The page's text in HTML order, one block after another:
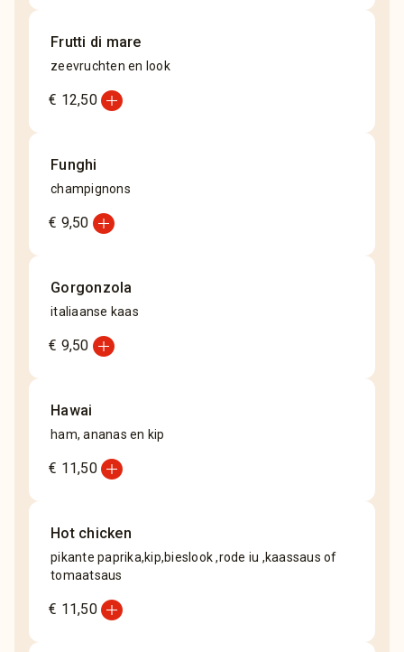
Frutti di mare
zeevruchten en look
€ 12,50add_circle
Funghi
champignons
€ 9,50 add_circle
Gorgonzola
italiaanse kaas
€ 9,50 add_circle
Hawai
ham, ananas en kip
€ 11,50add_circle
Hot chicken
pikante paprika,kip,bieslook ,rode iu ,kaassaus of
tomaatsaus
€ 11,50add_circle